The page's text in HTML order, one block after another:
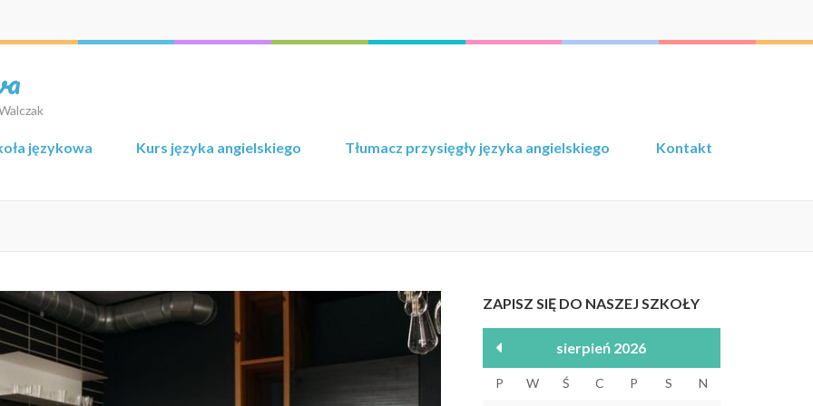
językowa Kurs języka angielskiego Tłumacz przysięgły języka angielskiego Kontakt
ZAPISZ SIĘ DO NASZEJ SZKOŁY
sierpień 2026
P W Ś C P S N